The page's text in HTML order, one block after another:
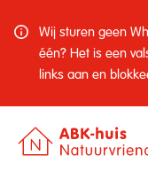
Wij sturen geen
één? Het is een
links aan en